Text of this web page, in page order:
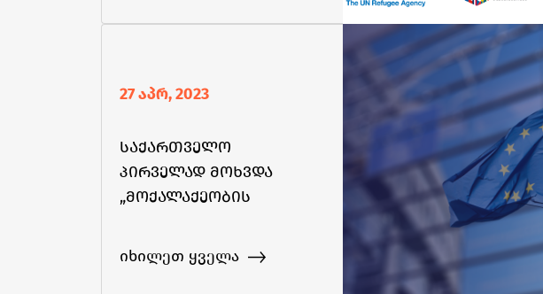
27 აპრ, 2023
საქართველო
პირველად მოხვდა
„მოქალაქეობის
ევროპული ქსელის“
ანგარიშში
იხილეთ ყველა